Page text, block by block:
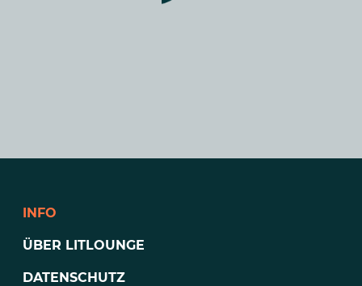
INFO
ÜBER LITLOUNGE
DATENSCHUTZ